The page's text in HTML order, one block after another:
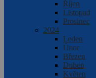
Říjen
Listopad
Prosinec
2024
Leden
Únor
Březen
Duben
Květen